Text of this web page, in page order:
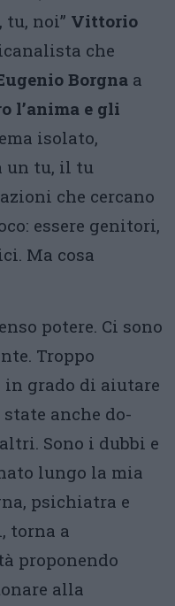
tu, noi” Vittorio
che
Borgna a
l’anima e gli
isolato,
un tu, il tu
che cercano
essere genitori,
Ma cosa
potere. Ci sono
Troppo
in grado di aiutare
state anche do­
Sono i dubbi e
lungo la mia
psichiatra e
torna a
proponendo
alla